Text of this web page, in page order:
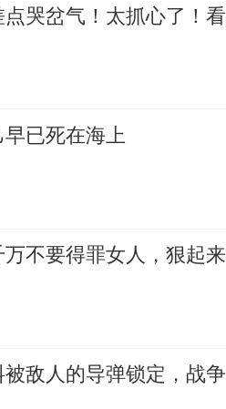
哭岔气！太抓心了！看
已死在海上
不要得罪女人，狠起来
敌人的导弹锁定，战争